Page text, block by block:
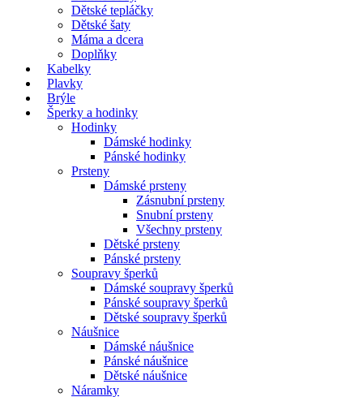
Dětské tepláčky
Dětské šaty
Máma a dcera
Doplňky
Kabelky
Plavky
Brýle
Šperky a hodinky
Hodinky
Dámské hodinky
Pánské hodinky
Prsteny
Dámské prsteny
Zásnubní prsteny
Snubní prsteny
Všechny prsteny
Dětské prsteny
Pánské prsteny
Soupravy šperků
Dámské soupravy šperků
Pánské soupravy šperků
Dětské soupravy šperků
Náušnice
Dámské náušnice
Pánské náušnice
Dětské náušnice
Náramky